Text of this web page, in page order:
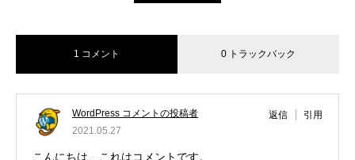
1 コメント 0 トラックバック
WordPress コメントの投稿者
2021.05.27
返信 引用
こんにちは、これはコメントです。